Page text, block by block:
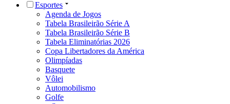
Esportes
Agenda de Jogos
Tabela Brasileirão Série A
Tabela Brasileirão Série B
Tabela Eliminatórias 2026
Copa Libertadores da América
Olimpíadas
Basquete
Vôlei
Automobilismo
Golfe